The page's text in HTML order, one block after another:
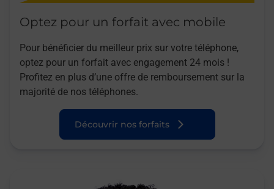
Optez pour un forfait avec mobile
Pour bénéficier du meilleur prix sur votre téléphone,
optez pour un forfait avec engagement 24 mois !
Profitez en plus d’une offre de remboursement sur la
majorité de nos téléphones.
Découvrir nos forfaits